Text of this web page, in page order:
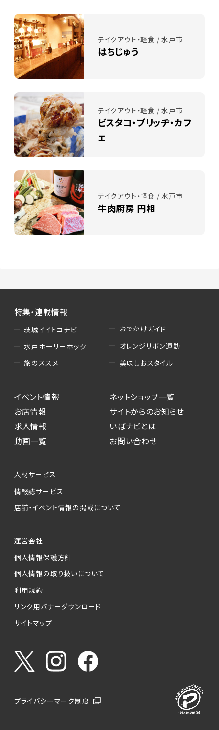
テイクアウト・軽食 / 水戸市
はちじゅう
テイクアウト・軽食 / 水戸市
ビスタコ・ブリッヂ・カフ
ェ
テイクアウト・軽食 / 水戸市
牛肉厨房 円相
特集・連載情報
茨城イイトコナビ
水戸ホーリーホック
旅のススメ
おでかけガイド
オレンジリボン運動
美味しおスタイル
イベント情報
お店情報
求人情報
動画一覧
ネットショップ一覧
サイトからのお知らせ
いばナビとは
お問い合わせ
人材サービス
情報誌サービス
店舗・イベント情報の掲載について
運営会社
個人情報保護方針
個人情報の取り扱いについて
利用規約
リンク用バナーダウンロード
サイトマップ
プライバシーマーク制度